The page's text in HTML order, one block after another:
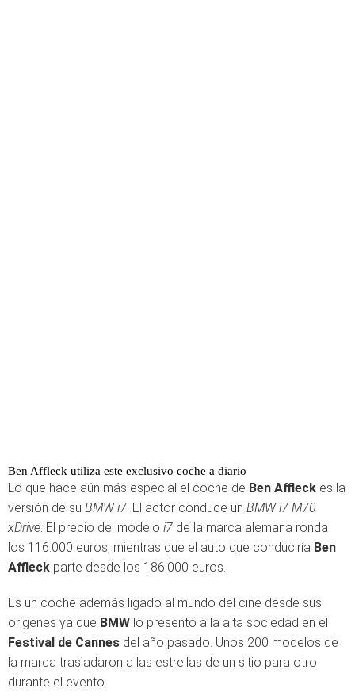
Ben Affleck utiliza este exclusivo coche a diario
Lo que hace aún más especial el coche de Ben Affleck es la
versión de su BMW i7. El actor conduce un BMW i7 M70
xDrive. El precio del modelo i7 de la marca alemana ronda
los 116.000 euros, mientras que el auto que conduciría Ben
Affleck parte desde los 186.000 euros.
Es un coche además ligado al mundo del cine desde sus
orígenes ya que BMW lo presentó a la alta sociedad en el
Festival de Cannes del año pasado. Unos 200 modelos de
la marca trasladaron a las estrellas de un sitio para otro
durante el evento.